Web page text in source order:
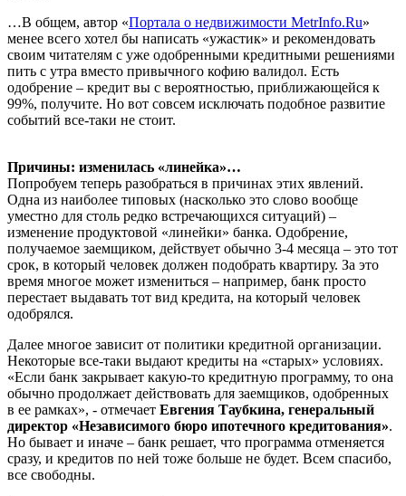
…В общем, автор «Портала о недвижимости MetrInfo.Ru»
менее всего хотел бы написать «ужастик» и рекомендовать
своим читателям с уже одобренными кредитными решениями
пить с утра вместо привычного кофию валидол. Есть
одобрение – кредит вы с вероятностью, приближающейся к
99%, получите. Но вот совсем исключать подобное развитие
событий все-таки не стоит.
Причины: изменилась «линейка»…
Попробуем теперь разобраться в причинах этих явлений.
Одна из наиболее типовых (насколько это слово вообще
уместно для столь редко встречающихся ситуаций) –
изменение продуктовой «линейки» банка. Одобрение,
получаемое заемщиком, действует обычно 3-4 месяца – это тот
срок, в который человек должен подобрать квартиру. За это
время многое может измениться – например, банк просто
перестает выдавать тот вид кредита, на который человек
одобрялся.
Далее многое зависит от политики кредитной организации.
Некоторые все-таки выдают кредиты на «старых» условиях.
«Если банк закрывает какую-то кредитную программу, то она
обычно продолжает действовать для заемщиков, одобренных
в ее рамках», - отмечает Евгения Таубкина, генеральный
директор «Независимого бюро ипотечного кредитования».
Но бывает и иначе – банк решает, что программа отменяется
сразу, и кредитов по ней тоже больше не будет. Всем спасибо,
все свободны.